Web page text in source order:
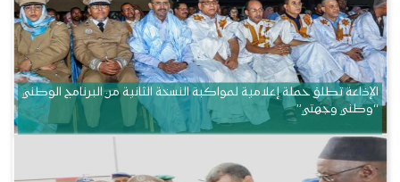
الإذاعة تطلق حملة إعلامية لمواكبة النسخة الثانية من البرنامج الوطني
“وطني وجهتي”